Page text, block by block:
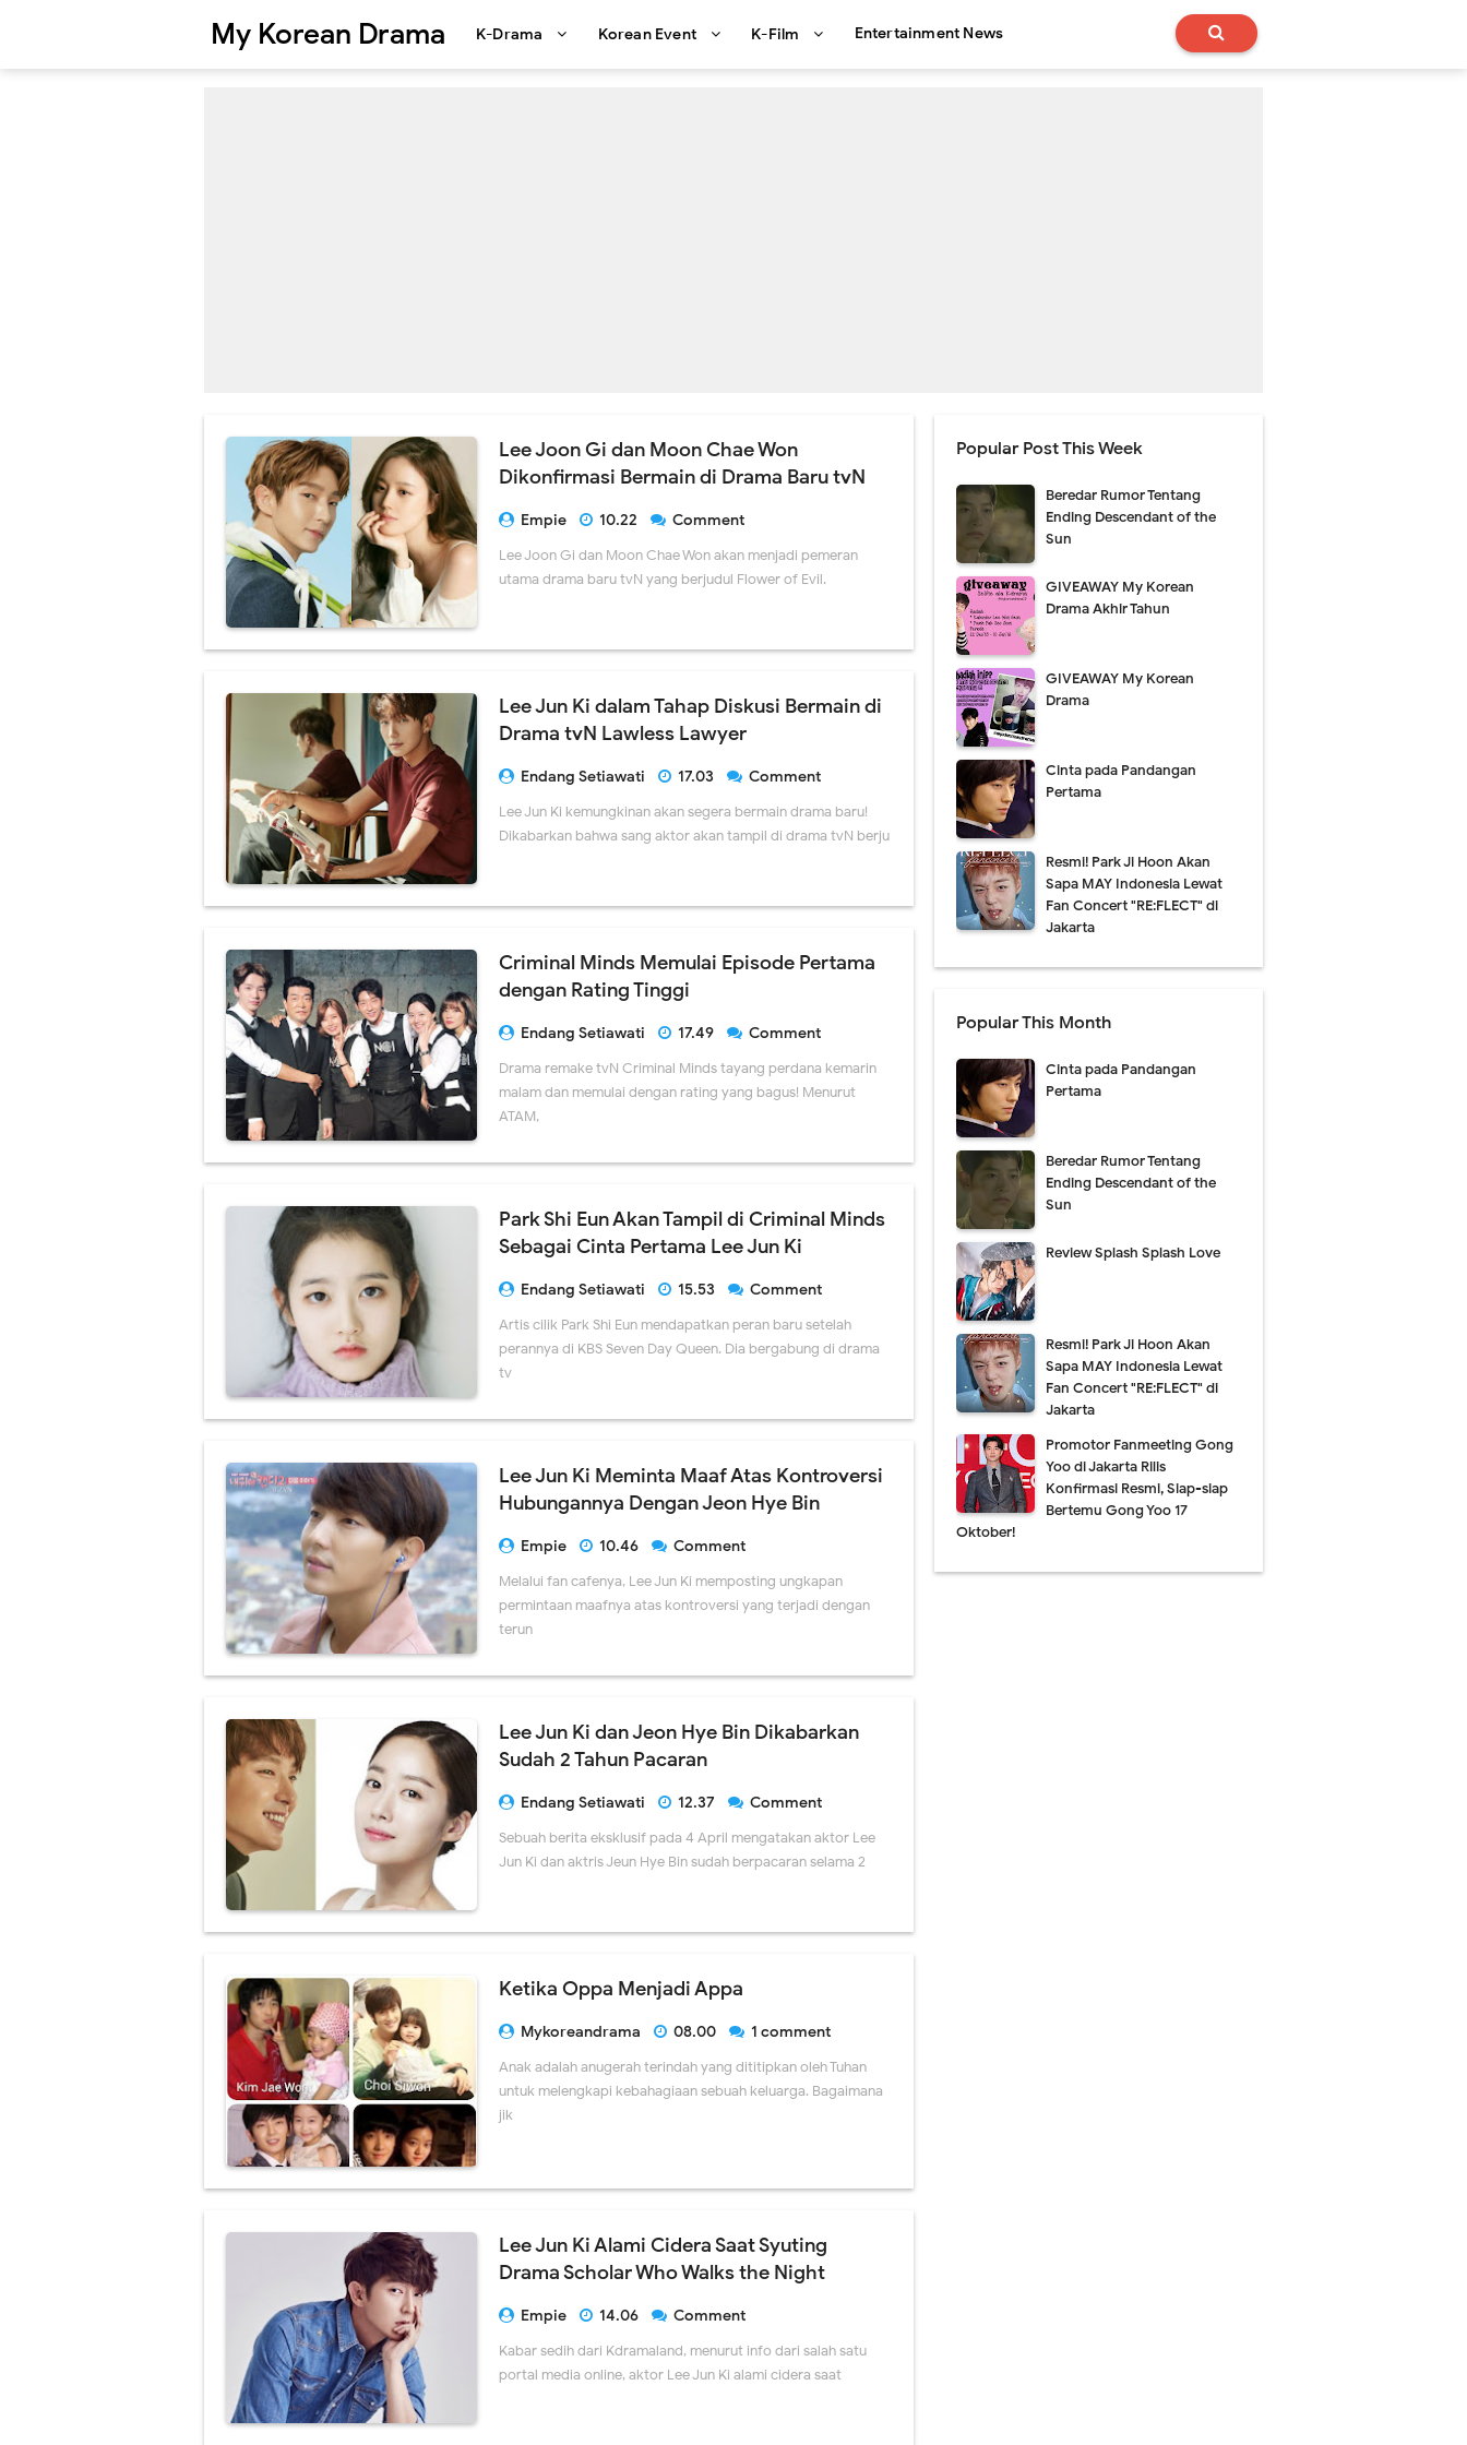
My Korean Drama K-Drama Korean Event K-Film Entertainment News
Lee Joon Gi dan Moon Chae Won
Dikonfirmasi Bermain di Drama Baru tvN
Empie 10.22
Comment
Lee Joon Gi dan Moon Chae Won akan menjadi pemeran
utama drama baru tvN yang berjudul Flower of Evil.
Lee Jun Ki dalam Tahap Diskusi Bermain di
Drama tvN Lawless Lawyer
Endang Setiawati 17.03
Comment
Lee Jun Ki kemungkinan akan segera bermain drama baru!
Dikabarkan bahwa sang aktor akan tampil di drama tvN berju
Criminal Minds Memulai Episode Pertama
dengan Rating Tinggi
Endang Setiawati 17.49
Comment
Drama remake tvN Criminal Minds tayang perdana kemarin
malam dan memulai dengan rating yang bagus! Menurut
ATAM,
Park Shi Eun Akan Tampil di Criminal Minds
Sebagai Cinta Pertama Lee Jun Ki
Endang Setiawati 15.53
Comment
Artis cilik Park Shi Eun mendapatkan peran baru setelah
perannya di KBS Seven Day Queen. Dia bergabung di drama
tv
Lee Jun Ki Meminta Maaf Atas Kontroversi
Hubungannya Dengan Jeon Hye Bin
Empie 10.46
Comment
Melalui fan cafenya, Lee Jun Ki memposting ungkapan
permintaan maafnya atas kontroversi yang terjadi dengan
terun
Lee Jun Ki dan Jeon Hye Bin Dikabarkan
Sudah 2 Tahun Pacaran
Endang Setiawati 12.37
Comment
Sebuah berita eksklusif pada 4 April mengatakan aktor Lee
Jun Ki dan aktris Jeun Hye Bin sudah berpacaran selama 2
Ketika Oppa Menjadi Appa
Mykoreandrama 08.00
1 comment
Anak adalah anugerah terindah yang dititipkan oleh Tuhan
untuk melengkapi kebahagiaan sebuah keluarga. Bagaimana
jik
Lee Jun Ki Alami Cidera Saat Syuting
Drama Scholar Who Walks the Night
Empie 14.06
Comment
Kabar sedih dari Kdramaland, menurut info dari salah satu
portal media online, aktor Lee Jun Ki alami cidera saat
Popular Post This Week
Beredar Rumor Tentang
Ending Descendant of the
Sun
GIVEAWAY My Korean
Drama Akhir Tahun
GIVEAWAY My Korean
Drama
Cinta pada Pandangan
Pertama
Resmi! Park Ji Hoon Akan
Sapa MAY Indonesia Lewat
Fan Concert "RE:FLECT" di
Jakarta
Popular This Month
Cinta pada Pandangan
Pertama
Beredar Rumor Tentang
Ending Descendant of the
Sun
Review Splash Splash Love
Resmi! Park Ji Hoon Akan
Sapa MAY Indonesia Lewat
Fan Concert "RE:FLECT" di
Jakarta
Promotor Fanmeeting Gong
Yoo di Jakarta Rilis
Konfirmasi Resmi, Siap-siap
Bertemu Gong Yoo 17
Oktober!